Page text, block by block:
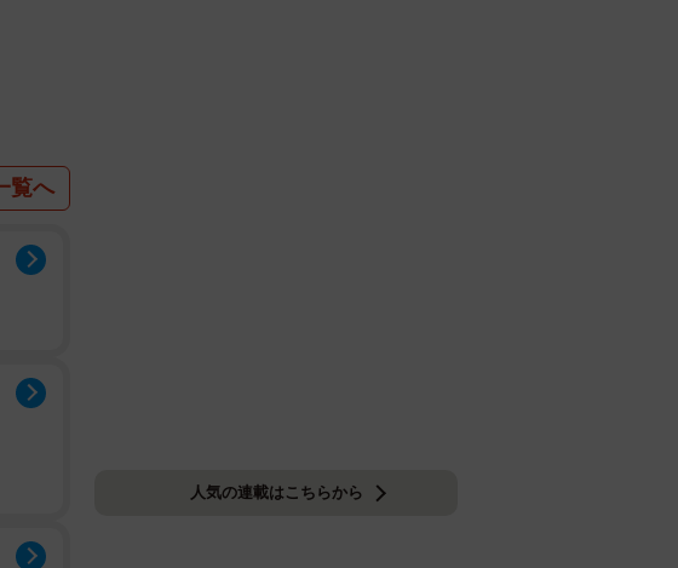
覧へ
人気の連載はこちらから